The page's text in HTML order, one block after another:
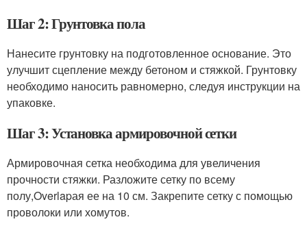
Шаг 2: Грунтовка пола
Нанесите грунтовку на подготовленное основание. Это
улучшит сцепление между бетоном и стяжкой. Грунтовку
необходимо наносить равномерно, следуя инструкции на
упаковке.
Шаг 3: Установка армировочной сетки
Армировочная сетка необходима для увеличения
прочности стяжки. Разложите сетку по всему
полу,Overlapая ее на 10 см. Закрепите сетку с помощью
проволоки или хомутов.